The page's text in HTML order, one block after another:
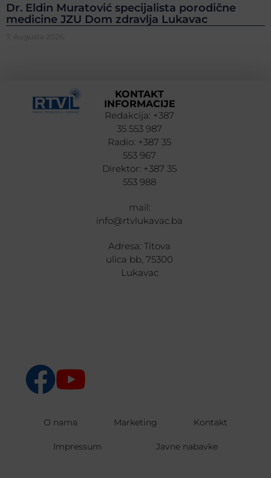
Dr. Eldin Muratović specijalista porodične
medicine JZU Dom zdravlja Lukavac
7. Augusta 2026.
KONTAKT
INFORMACIJE
Redakcija: +387
35 553 987
Radio: +387 35
553 967
Direktor: +387 35
553 988
mail:
info@rtvlukavac.ba
Adresa: Titova
ulica bb, 75300
Lukavac
O nama Marketing Kontakt
Impressum Javne nabavke